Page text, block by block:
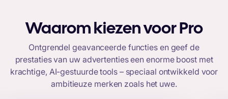
Waarom kiezen voor Pro
Ontgrendel geavanceerde functies en geef de
prestaties van uw advertenties een enorme boost met
krachtige, AI-gestuurde tools – speciaal ontwikkeld voor
ambitieuze merken zoals het uwe.